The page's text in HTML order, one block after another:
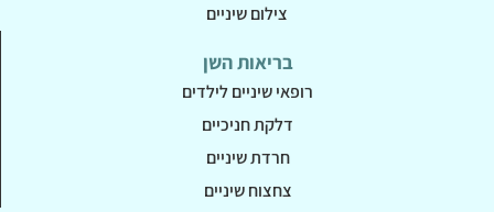
צילום שיניים
בריאות השן
רופאי שיניים לילדים
דלקת חניכיים
חרדת שיניים
צחצוח שיניים